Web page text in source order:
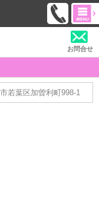
お問合せ
若葉区加曽利町998-1